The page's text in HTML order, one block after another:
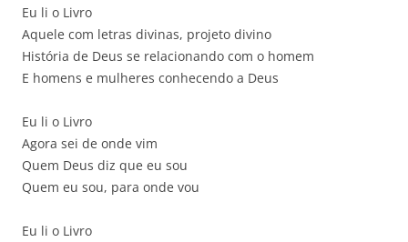
Eu li o Livro
Aquele com letras divinas, projeto divino
História de Deus se relacionando com o homem
E homens e mulheres conhecendo a Deus
Eu li o Livro
Agora sei de onde vim
Quem Deus diz que eu sou
Quem eu sou, para onde vou
Eu li o Livro